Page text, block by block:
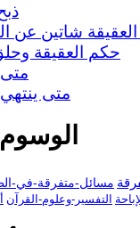
شاتين عن
حكم العقيقة
متى
مسائل-متفرقة-في-
التفسير-وعلوم-القرآن